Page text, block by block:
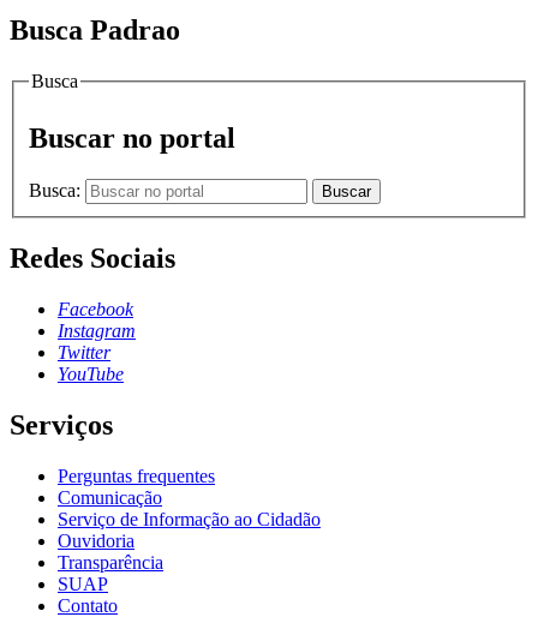
Busca Padrao
Busca
Buscar no portal
Busca: Buscar
Redes Sociais
Facebook
Instagram
Twitter
YouTube
Serviços
Perguntas frequentes
Comunicação
Serviço de Informação ao Cidadão
Ouvidoria
Transparência
SUAP
Contato